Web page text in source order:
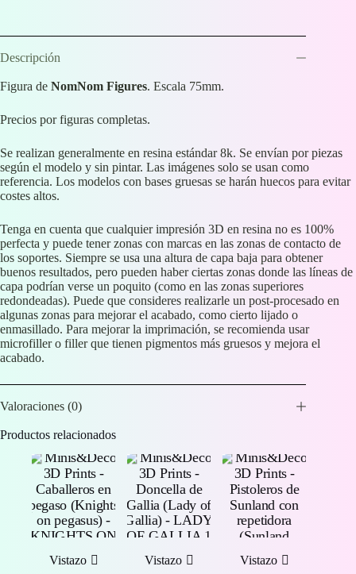
Descripción
Figura de NomNom Figures. Escala 75mm.
Precios por figuras completas.
Se realizan generalmente en resina estándar 8k. Se envían por piezas
según el modelo y sin pintar. Las imágenes solo se usan como
referencia. Los modelos con bases gruesas se harán huecos para evitar
costes altos.
Tenga en cuenta que cualquier impresión 3D en resina no es 100%
perfecta y puede tener zonas con marcas en las zonas de contacto de
los soportes. Siempre se usa una altura de capa baja para obtener
buenos resultados, pero pueden haber ciertas zonas donde las líneas de
capa podrían verse un poquito (como en las zonas superiores
redondeadas). Puede que consideres realizarle un post-procesado en
algunas zonas para mejorar el acabado, como cierto lijado o
enmasillado. Para mejorar la imprimación, se recomienda usar
microfiller o filler que tienen pigmentos más gruesos y mejora el
acabado.
Valoraciones (0)
Productos relacionados
Vistazo
Vistazo
Vistazo